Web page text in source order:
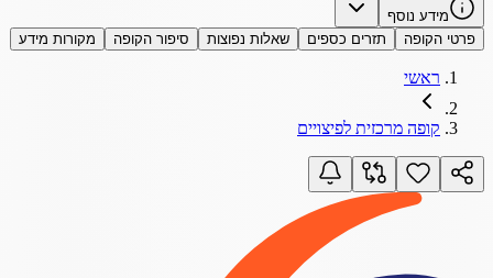
מידע נוסף
פרטי הקופה
תזרים כספים שאלות נפוצות סיפור הקופה מקורות מידע
ראשי
קופה מרכזית לפיצויים